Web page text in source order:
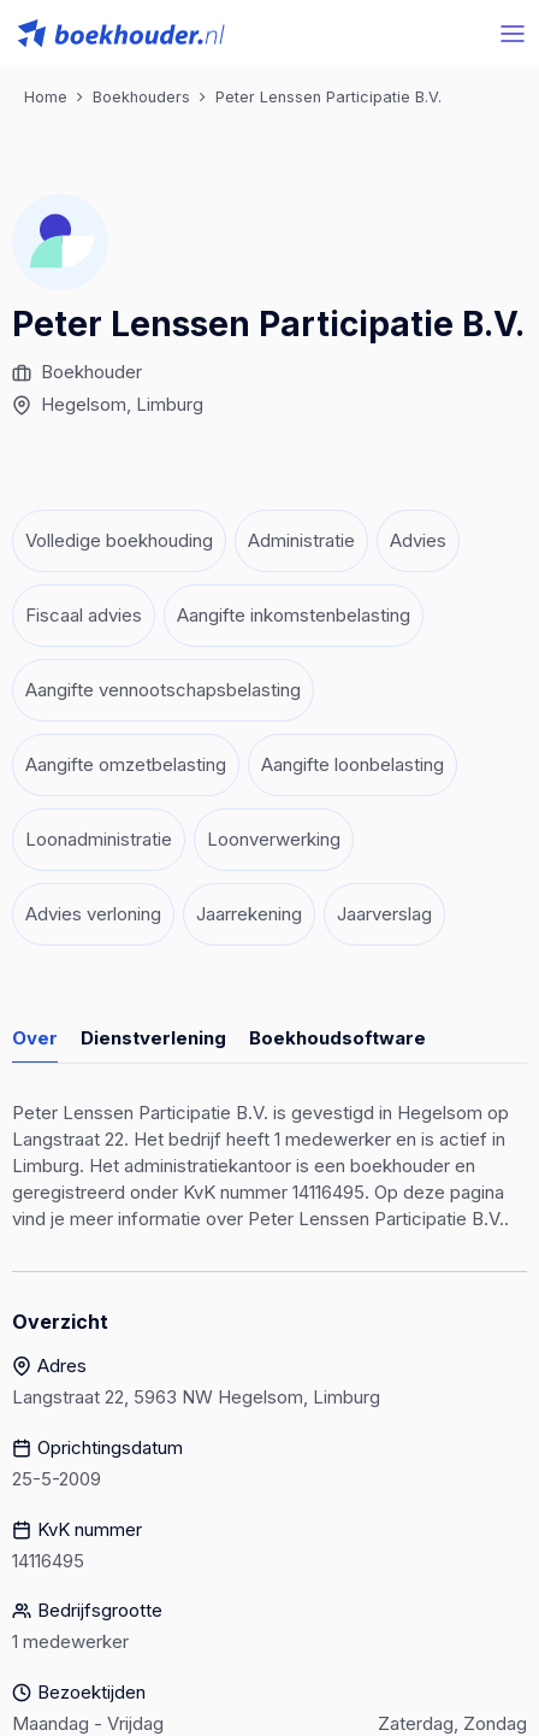
Home Boekhouders Peter Lenssen Participatie B.V.
Peter Lenssen Participatie B.V.
Boekhouder
Hegelsom, Limburg
Volledige boekhouding Administratie Advies
Fiscaal advies Aangifte inkomstenbelasting
Aangifte vennootschapsbelasting
Aangifte omzetbelasting Aangifte loonbelasting
Loonadministratie Loonverwerking
Advies verloning Jaarrekening Jaarverslag
Over Dienstverlening Boekhoudsoftware
Peter Lenssen Participatie B.V. is gevestigd in Hegelsom op
Langstraat 22. Het bedrijf heeft 1 medewerker en is actief in
Limburg. Het administratiekantoor is een boekhouder en
geregistreerd onder KvK nummer 14116495. Op deze pagina
vind je meer informatie over Peter Lenssen Participatie B.V..
Overzicht
Adres
Langstraat 22, 5963 NW Hegelsom, Limburg
Oprichtingsdatum
25-5-2009
KvK nummer
14116495
Bedrijfsgrootte
1 medewerker
Bezoektijden
Maandag - Vrijdag
Zaterdag, Zondag